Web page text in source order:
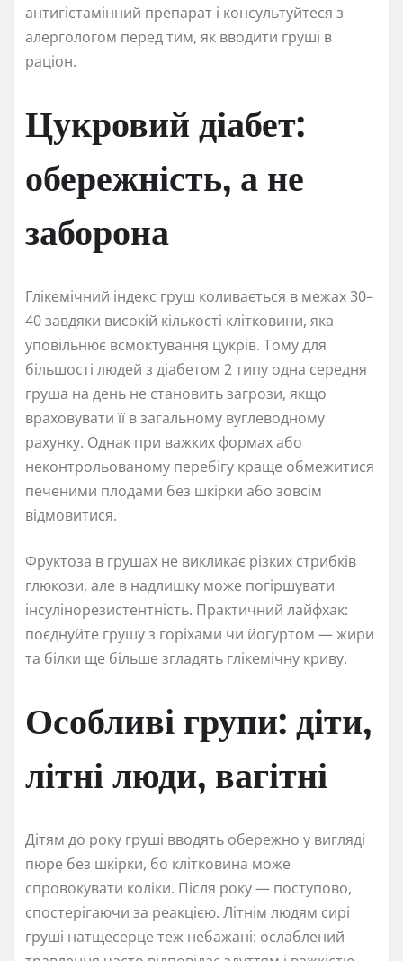
антигістамінний препарат і консультуйтеся з
алергологом перед тим, як вводити груші в
раціон.
Цукровий діабет:
обережність, а не
заборона
Глікемічний індекс груш коливається в межах 30–
40 завдяки високій кількості клітковини, яка
уповільнює всмоктування цукрів. Тому для
більшості людей з діабетом 2 типу одна середня
груша на день не становить загрози, якщо
враховувати її в загальному вуглеводному
рахунку. Однак при важких формах або
неконтрольованому перебігу краще обмежитися
печеними плодами без шкірки або зовсім
відмовитися.
Фруктоза в грушах не викликає різких стрибків
глюкози, але в надлишку може погіршувати
інсулінорезистентність. Практичний лайфхак:
поєднуйте грушу з горіхами чи йогуртом — жири
та білки ще більше згладять глікемічну криву.
Особливі групи: діти,
літні люди, вагітні
Дітям до року груші вводять обережно у вигляді
пюре без шкірки, бо клітковина може
спровокувати коліки. Після року — поступово,
спостерігаючи за реакцією. Літнім людям сирі
груші натщесерце теж небажані: ослаблений